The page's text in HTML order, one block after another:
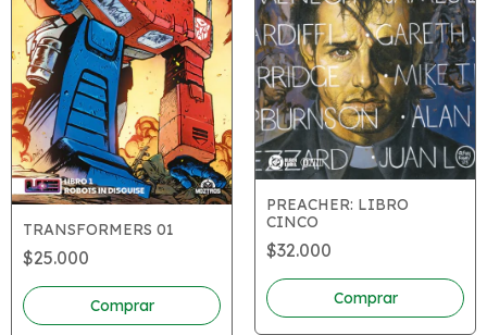
TRANSFORMERS 01
$25.000
PREACHER: LIBRO
CINCO
$32.000